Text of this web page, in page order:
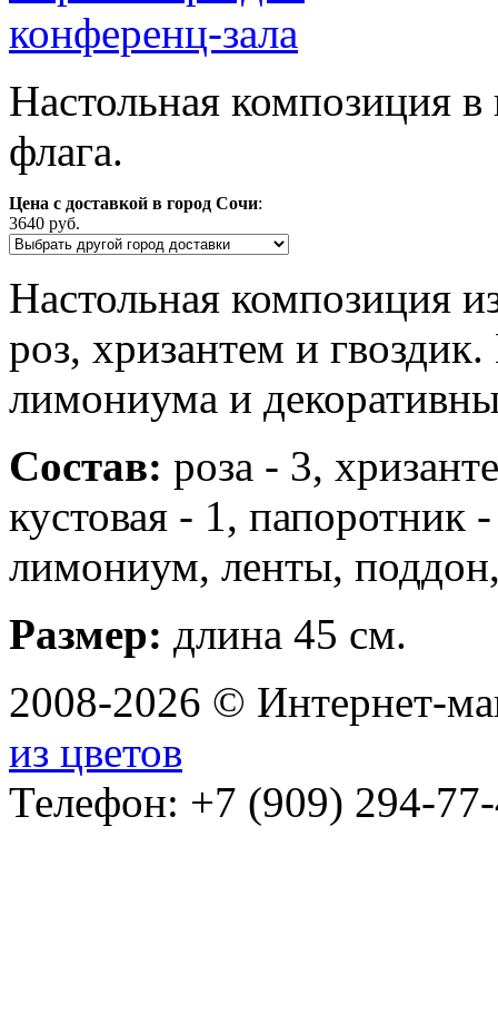
Настольная композиция
флага.
Цена с доставкой в город Сочи:
3640 руб.
Настольная композиция
роз, хризантем и
лимониума и
Состав: роза - 3,
кустовая - 1,
лимониум, ленты,
Размер: длина 45 см.
2008-2026 © Интернет-
из цветов
Телефон: +7 (909) 294-